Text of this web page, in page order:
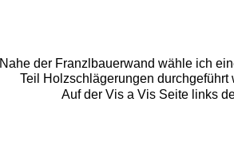
Nahe der Franzlbauerwand wähle ich
Teil Holzschlägerungen
Auf der Vis a Vis Seite links